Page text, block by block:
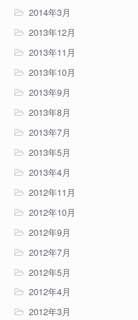
2014年3月
2013年12月
2013年11月
2013年10月
2013年9月
2013年8月
2013年7月
2013年5月
2013年4月
2012年11月
2012年10月
2012年9月
2012年7月
2012年5月
2012年4月
2012年3月